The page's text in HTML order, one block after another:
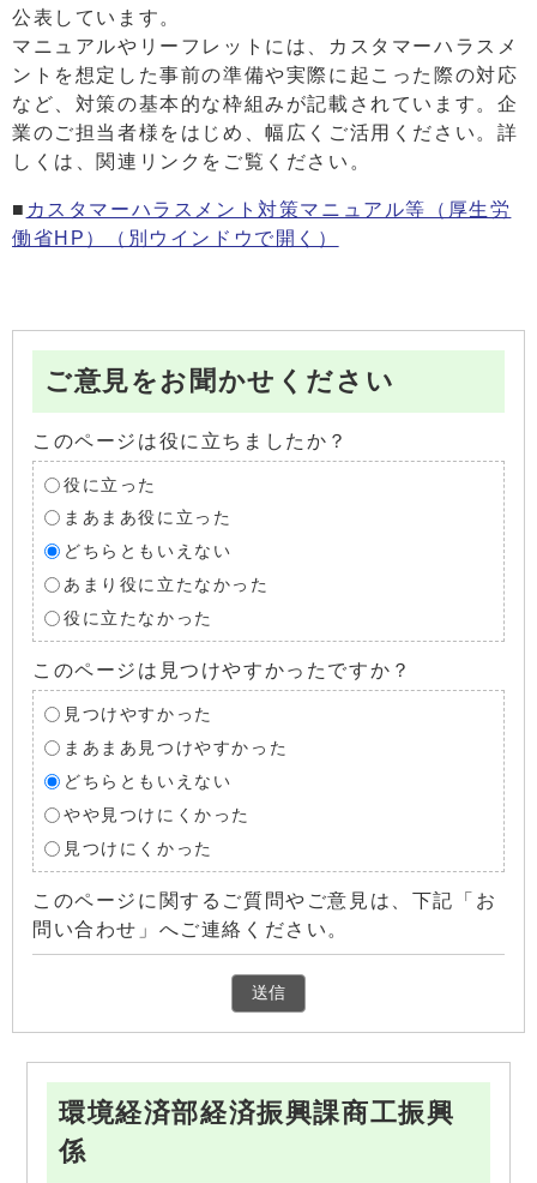
公表しています。
マニュアルやリーフレットには、カスタマーハラスメ
ントを想定した事前の準備や実際に起こった際の対応
など、対策の基本的な枠組みが記載されています。企
業のご担当者様をはじめ、幅広くご活用ください。詳
しくは、関連リンクをご覧ください。
■ カスタマーハラスメント対策マニュアル等（厚生労
働省HP）
（別ウインドウで開く）
ご意見をお聞かせください
このページは役に立ちましたか？
役に立った
まあまあ役に立った
どちらともいえない
あまり役に立たなかった
役に立たなかった
このページは見つけやすかったですか？
見つけやすかった
まあまあ見つけやすかった
どちらともいえない
やや見つけにくかった
見つけにくかった
このページに関するご質問やご意見は、下記「お
問い合わせ」へご連絡ください。
環境経済部経済振興課商工振興
係